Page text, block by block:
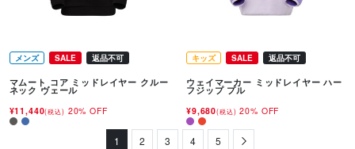
メンズ SALE 返品不可
マムート コア ミッドレイヤー クルー
ネック ヴェール
¥11,440(税込) 20% OFF
キッズ SALE 返品不可
ウェイマーカー ミッドレイヤー ハー
フジップ プル
¥9,680(税込) 20% OFF
1 2 3 4 5